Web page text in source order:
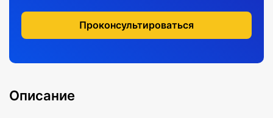
Проконсультироваться
Описание